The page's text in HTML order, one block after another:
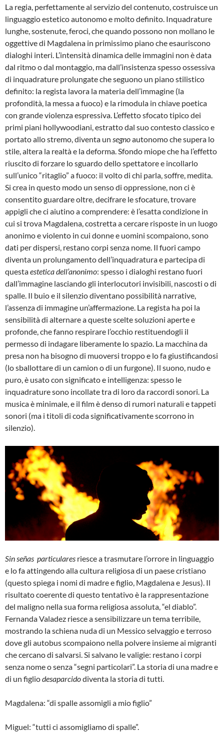
La regia, perfettamente al servizio del contenuto, costruisce un
linguaggio estetico autonomo e molto definito. Inquadrature
lunghe, sostenute, feroci, che quando possono non mollano le
oggettive di Magdalena in primissimo piano che esauriscono
dialoghi interi. L’intensità dinamica delle immagini non è data
dal ritmo o dal montaggio, ma dall’insistenza spesso ossessiva
di inquadrature prolungate che seguono un piano stilistico
definito: la regista lavora la materia dell’immagine (la
profondità, la messa a fuoco) e la rimodula in chiave poetica
con grande violenza espressiva. L’effetto sfocato tipico dei
primi piani hollywoodiani, estratto dal suo contesto classico e
portato allo stremo, diventa un segnoautonomo che supera lo
stile, altera la realtà e la deforma. Sfondo miope che ha l’effetto
riuscito di forzare lo sguardo dello spettatore e incollarlo
sull’unico “ritaglio” a fuoco: il volto di chi parla, soffre, medita.
Si crea in questo modo un senso di oppressione, non ci è
consentito guardare oltre, decifrare le sfocature, trovare
appigli che ci aiutino a comprendere: è l’esatta condizione in
cui si trova Magdalena, costretta a cercare risposte in un luogo
anonimo e violento in cui donne e uomini scompaiono, sono
dati per dispersi, restano corpi senza nome. Il fuori campo
diventa un prolungamento dell’inquadratura e partecipa di
questaestetica dell’anonimo: spesso i dialoghi restano fuori
dall’immagine lasciando gli interlocutori invisibili, nascosti o di
spalle. Il buio e il silenzio diventano possibilità narrative,
l’assenza di immagine un’affermazione. La regista ha poi la
sensibilità di alternare a queste scelte soluzioni aperte e
profonde, che fanno respirare l’occhio restituendogli il
permesso di indagare liberamente lo spazio. La macchina da
presa non ha bisogno di muoversi troppo e lo fa giustificandosi
(lo sballottare di un camion o di un furgone). Il suono, nudo e
puro, è usato con significato e intelligenza: spesso le
inquadrature sono incollate tra di loro da raccordi sonori. La
musica è minimale, e il film è denso di rumori naturali e tappeti
sonori (ma i titoli di coda significativamente scorrono in
silenzio).
Sin señas particulares riesce a trasmutare l’orrore in linguaggio
e lo fa attingendo alla cultura religiosa di un paese cristiano
(questo spiega i nomi di madre e figlio, Magdalena e Jesus). Il
risultato coerente di questo tentativo è la rappresentazione
del maligno nella sua forma religiosa assoluta, “el diablo”.
Fernanda Valadez riesce a sensibilizzare un tema terribile,
mostrando la schiena nuda di un Messico selvaggio e terroso
dove gli autobus scompaiono nella polvere insieme ai migranti
che cercano di salvarsi. Si salvano le valigie: restano i corpi
senza nome o senza “segni particolari”. La storia di una madre e
di un figliodesaparcidodiventa la storia di tutti.
Magdalena: “di spalle assomigli a mio figlio”
Miguel: “tutti ci assomigliamo di spalle”.